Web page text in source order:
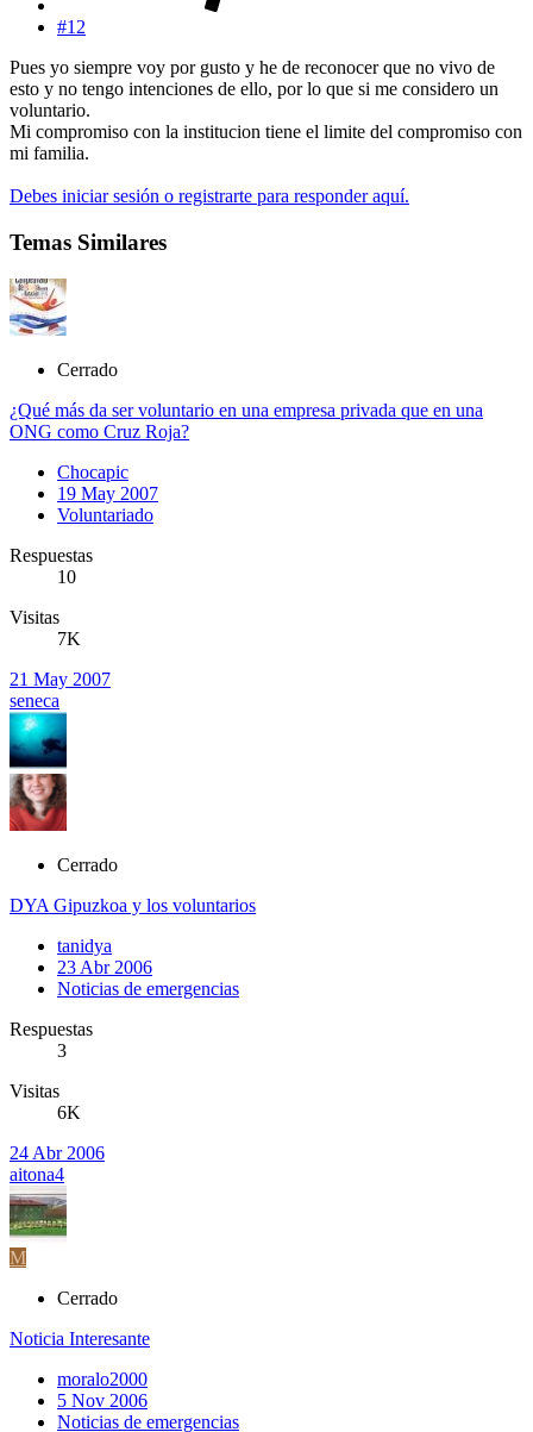
#12
Pues yo siempre voy por gusto y he de reconocer que no vivo de
esto y no tengo intenciones de ello, por lo que si me considero un
voluntario.
Mi compromiso con la institucion tiene el limite del compromiso con
mi familia.
Debes iniciar sesión o registrarte para responder aquí.
Temas Similares
Cerrado
¿Qué más da ser voluntario en una empresa privada que en una
ONG como Cruz Roja?
Chocapic
19 May 2007
Voluntariado
Respuestas
10
Visitas
7K
21 May 2007
seneca
Cerrado
DYA Gipuzkoa y los voluntarios
tanidya
23 Abr 2006
Noticias de emergencias
Respuestas
3
Visitas
6K
24 Abr 2006
aitona4
M
Cerrado
Noticia Interesante
moralo2000
5 Nov 2006
Noticias de emergencias